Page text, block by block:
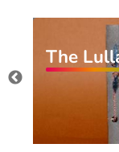
The